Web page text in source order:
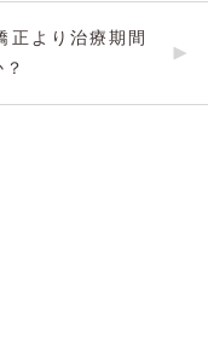
正より治療期間